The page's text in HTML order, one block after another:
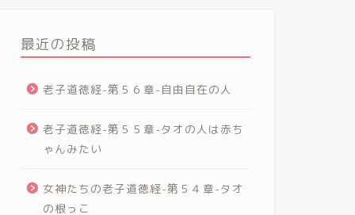
最近の投稿
老子道徳経-第５６章-自由自在の人
老子道徳経-第５５章-タオの人は赤ち
ゃんみたい
女神たちの老子道徳経-第５４章-タオ
の根っこ